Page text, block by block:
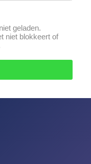
geladen.
niet blokkeert of